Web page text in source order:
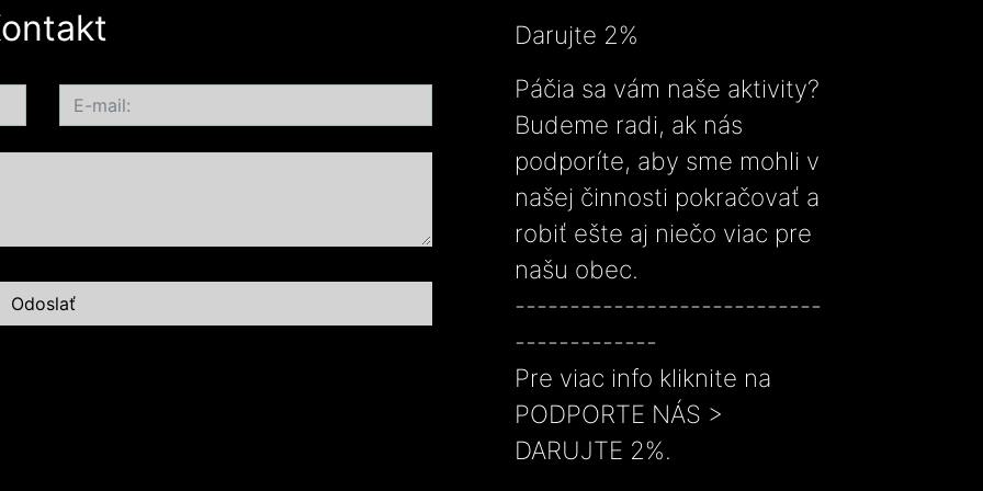
Darujte 2%
Páčia sa vám naše aktivity?
Budeme radi, ak nás
podporíte, aby sme mohli v
našej činnosti pokračovať a
robiť ešte aj niečo viac pre
našu obec.
----------------------------
-------------
Pre viac info kliknite na
PODPORTE NÁS >
DARUJTE 2%.